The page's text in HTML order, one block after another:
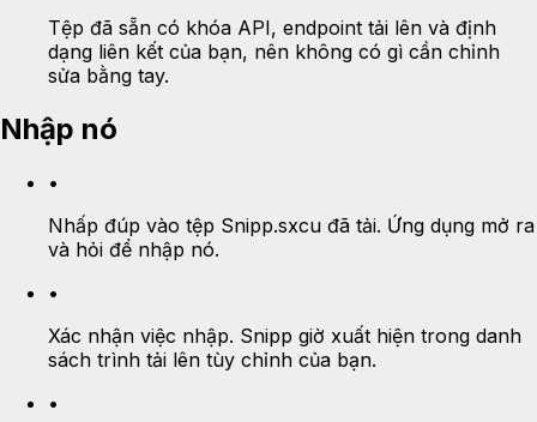
Tệp đã sẵn có khóa API, endpoint tải lên và định
dạng liên kết của bạn, nên không có gì cần chỉnh
sửa bằng tay.
Nhập nó
•
Nhấp đúp vào tệp Snipp.sxcu đã tải. Ứng dụng mở ra
và hỏi để nhập nó.
•
Xác nhận việc nhập. Snipp giờ xuất hiện trong danh
sách trình tải lên tùy chỉnh của bạn.
•